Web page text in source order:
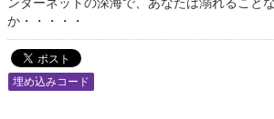
か・・・・・
埋め込みコード